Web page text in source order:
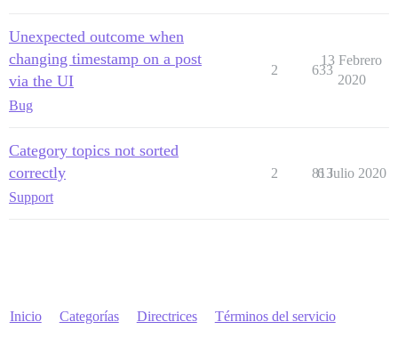
Unexpected outcome when
changing timestamp on a post
via the UI
Bug
2 633
13 Febrero
2020
Category topics not sorted
correctly
Support
2 813
6 Julio 2020
Inicio Categorías Directrices Términos del servicio